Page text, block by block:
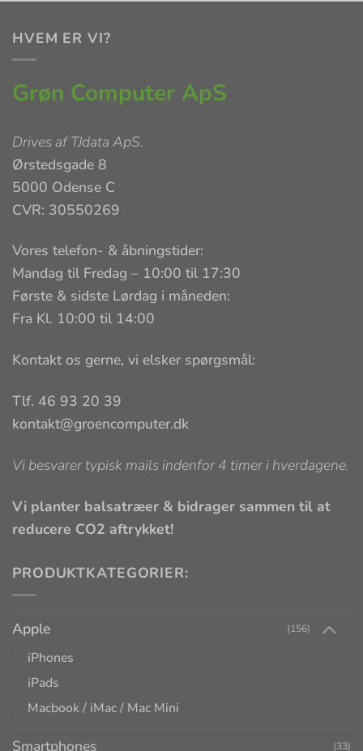
HVEM ER VI?
Grøn Computer ApS
Drives afTJdata ApS.
Ørstedsgade 8
5000 Odense C
CVR: 30550269
Vores telefon- & åbningstider:
Mandag til Fredag – 10:00 til 17:30
Første & sidste Lørdag i måneden:
Fra Kl. 10:00 til 14:00
Kontakt os gerne, vi elsker spørgsmål:
Tlf. 46 93 20 39
kontakt@groencomputer.dk
Vi besvarer typisk mails indenfor 4 timer i hverdagene.
Vi planter balsatræer & bidrager sammen til at
reducere CO2 aftrykket!
PRODUKTKATEGORIER:
Apple (156)
iPhones
iPads
Macbook / iMac / Mac Mini
Smartphones (33)